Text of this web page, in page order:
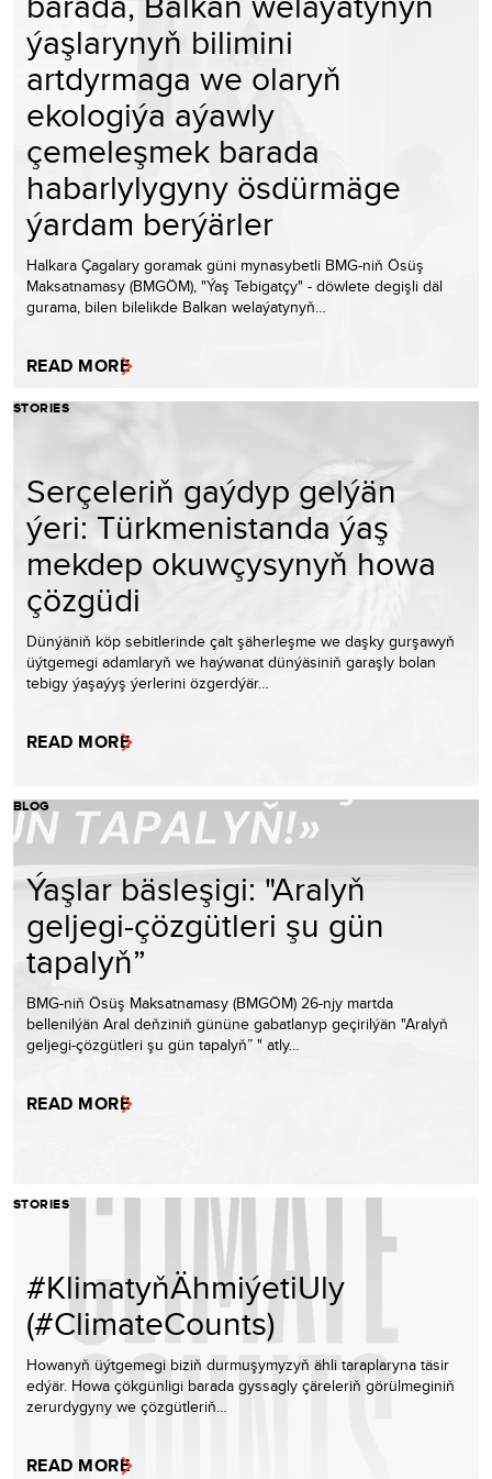
ýaşlarynyň bilimini
artdyrmaga we olaryň
ekologiýa aýawly
çemeleşmek barada
habarlylygyny ösdürmäge
ýardam berýärler
Halkara Çagalary goramak güni mynasybetli BMG-niň Ösüş
Maksatnamasy (BMGÖM), "Ýaş Tebigatçy" - döwlete degişli däl
gurama, bilen bilelikde Balkan welaýatynyň…
READ MORE
STORIES
Serçeleriň gaýdyp gelýän
ýeri: Türkmenistanda ýaş
mekdep okuwçysynyň howa
çözgüdi
Dünýäniň köp sebitlerinde çalt şäherleşme we daşky gurşawyň
üýtgemegi adamlaryň we haýwanat dünýäsiniň garaşly bolan
tebigy ýaşaýyş ýerlerini özgerdýär…
READ MORE
BLOG
Ýaşlar bäsleşigi: "Aralyň
geljegi-çözgütleri şu gün
tapalyň”
BMG-niň Ösüş Maksatnamasy (BMGÖM) 26-njy martda
bellenilýän Aral deňziniň gününe gabatlanyp geçirilýän "Aralyň
geljegi-çözgütleri şu gün tapalyň” " atly…
READ MORE
STORIES
#KlimatyňÄhmiýetiUly
(#ClimateCounts)
Howanyň üýtgemegi biziň durmuşymyzyň ähli taraplaryna täsir
edýär. Howa çökgünligi barada gyssagly çäreleriň görülmeginiň
zerurdygyny we çözgütleriň…
READ MORE